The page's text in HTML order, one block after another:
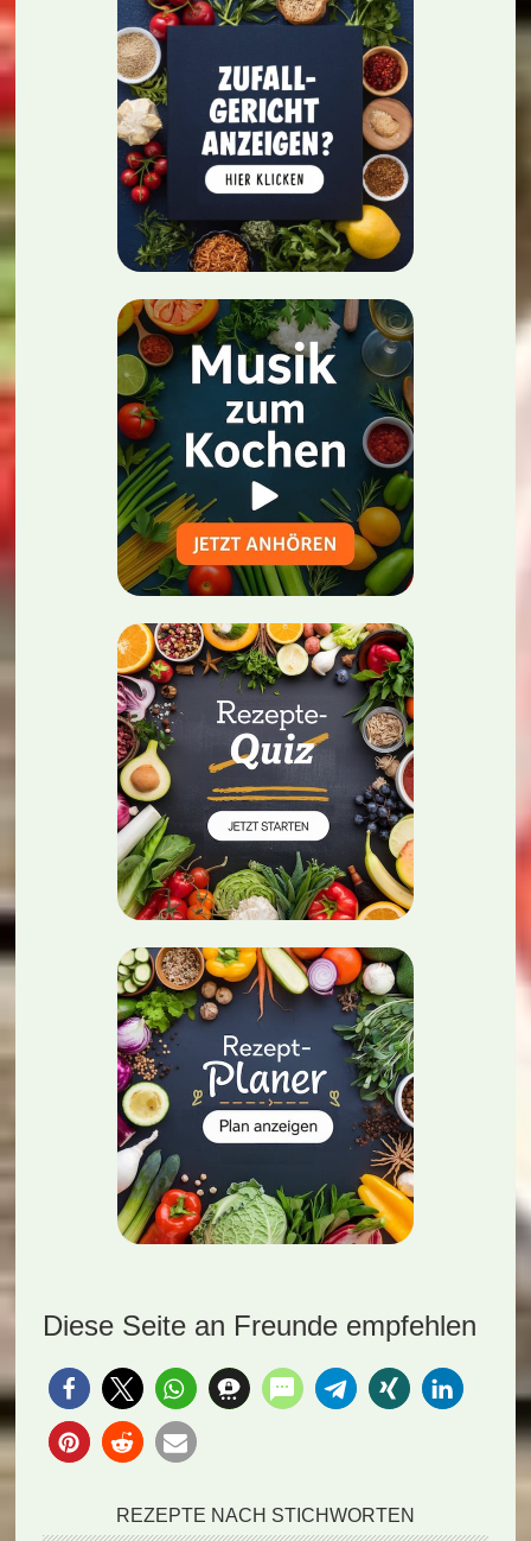
Diese Seite an Freunde empfehlen
REZEPTE NACH STICHWORTEN